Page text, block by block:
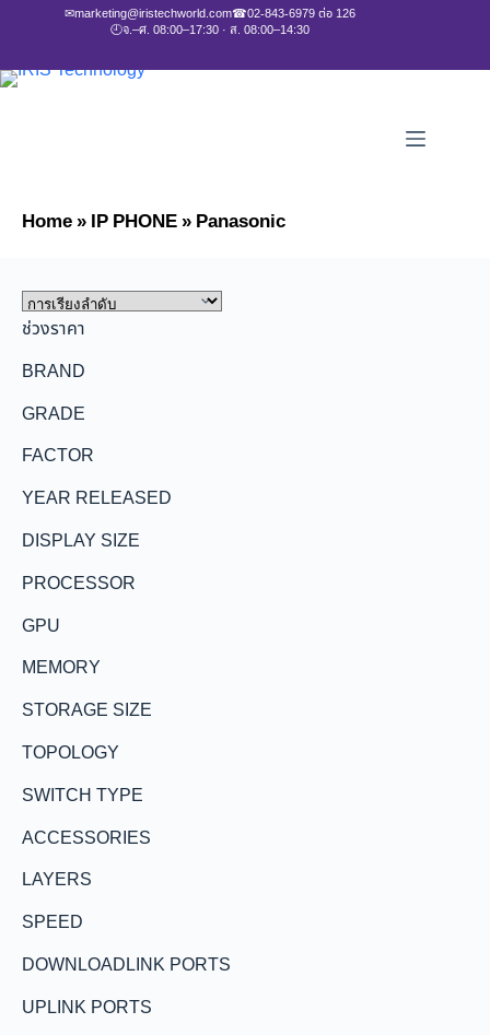
✉marketing@iristechworld.com☎02-843-6979 ต่อ 126
🕘จ.–ศ. 08:00–17:30 · ส. 08:00–14:30
Home»IP PHONE»Panasonic
ช่วงราคา
BRAND
GRADE
FACTOR
YEAR RELEASED
DISPLAY SIZE
PROCESSOR
GPU
MEMORY
STORAGE SIZE
TOPOLOGY
SWITCH TYPE
ACCESSORIES
LAYERS
SPEED
DOWNLOADLINK PORTS
UPLINK PORTS